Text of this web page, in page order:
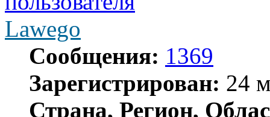
Lawego
Сообщения: 1369
Зарегистрирован: 24
Страна, Регион,